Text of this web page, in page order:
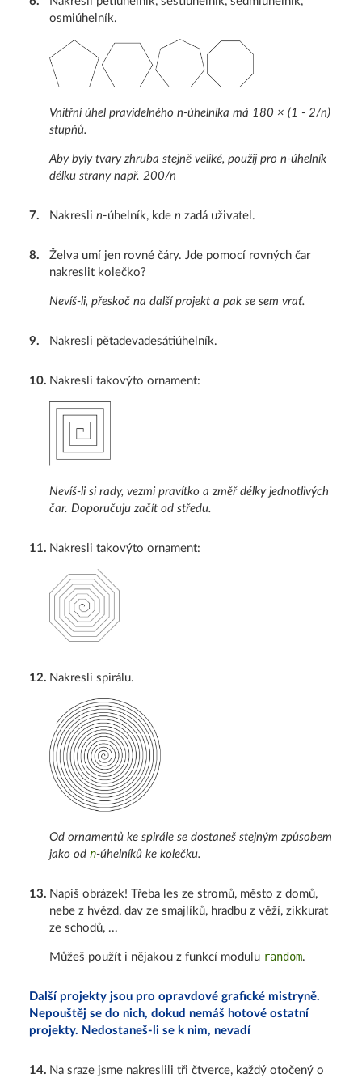
osmiúhelník.
Vnitřní úhel pravidelnéhon-úhelníka má 180 × (1 - 2/n)
stupňů.
Aby byly tvary zhruba stejně veliké, použij pron-úhelník
délku strany např. 200/n
7. Nakreslin-úhelník, kden zadá uživatel.
8.
Želva umí jen rovné čáry. Jde pomocí rovných čar
nakreslit kolečko?
Nevíš-li, přeskoč na další projekt a pak se sem vrať.
9. Nakresli pětadevadesátiúhelník.
10. Nakresli takovýto ornament:
Nevíš-li si rady, vezmi pravítko a změř délky jednotlivých
čar. Doporučuju začít od středu.
11. Nakresli takovýto ornament:
12. Nakresli spirálu.
Od ornamentů ke spirále se dostaneš stejným způsobem
jako odn-úhelníků ke kolečku.
13. Napiš obrázek! Třeba les ze stromů, město z domů,
nebe z hvězd, dav ze smajlíků, hradbu z věží, zikkurat
ze schodů, ...
Můžeš použít i nějakou z funkcí modulu random.
Další projekty jsou pro opravdové grafické mistryně.
Nepouštěj se do nich, dokud nemáš hotové ostatní
projekty. Nedostaneš-li se k nim, nevadí
14. Na sraze jsme nakreslili tři čtverce, každý otočený o